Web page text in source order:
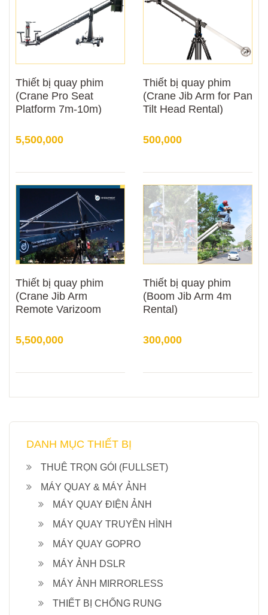
Thiết bị quay phim
(Crane Pro Seat
Platform 7m-10m)
5,500,000
Thiết bị quay phim
(Crane Jib Arm for Pan
Tilt Head Rental)
500,000
Thiết bị quay phim
(Crane Jib Arm
Remote Varizoom
5,500,000
Thiết bị quay phim
(Boom Jib Arm 4m
Rental)
300,000
DANH MỤC THIẾT BỊ
THUÊ TRỌN GÓI (FULLSET)
MÁY QUAY & MÁY ẢNH
MÁY QUAY ĐIỆN ẢNH
MÁY QUAY TRUYỀN HÌNH
MÁY QUAY GOPRO
MÁY ẢNH DSLR
MÁY ẢNH MIRRORLESS
THIẾT BỊ CHỐNG RUNG